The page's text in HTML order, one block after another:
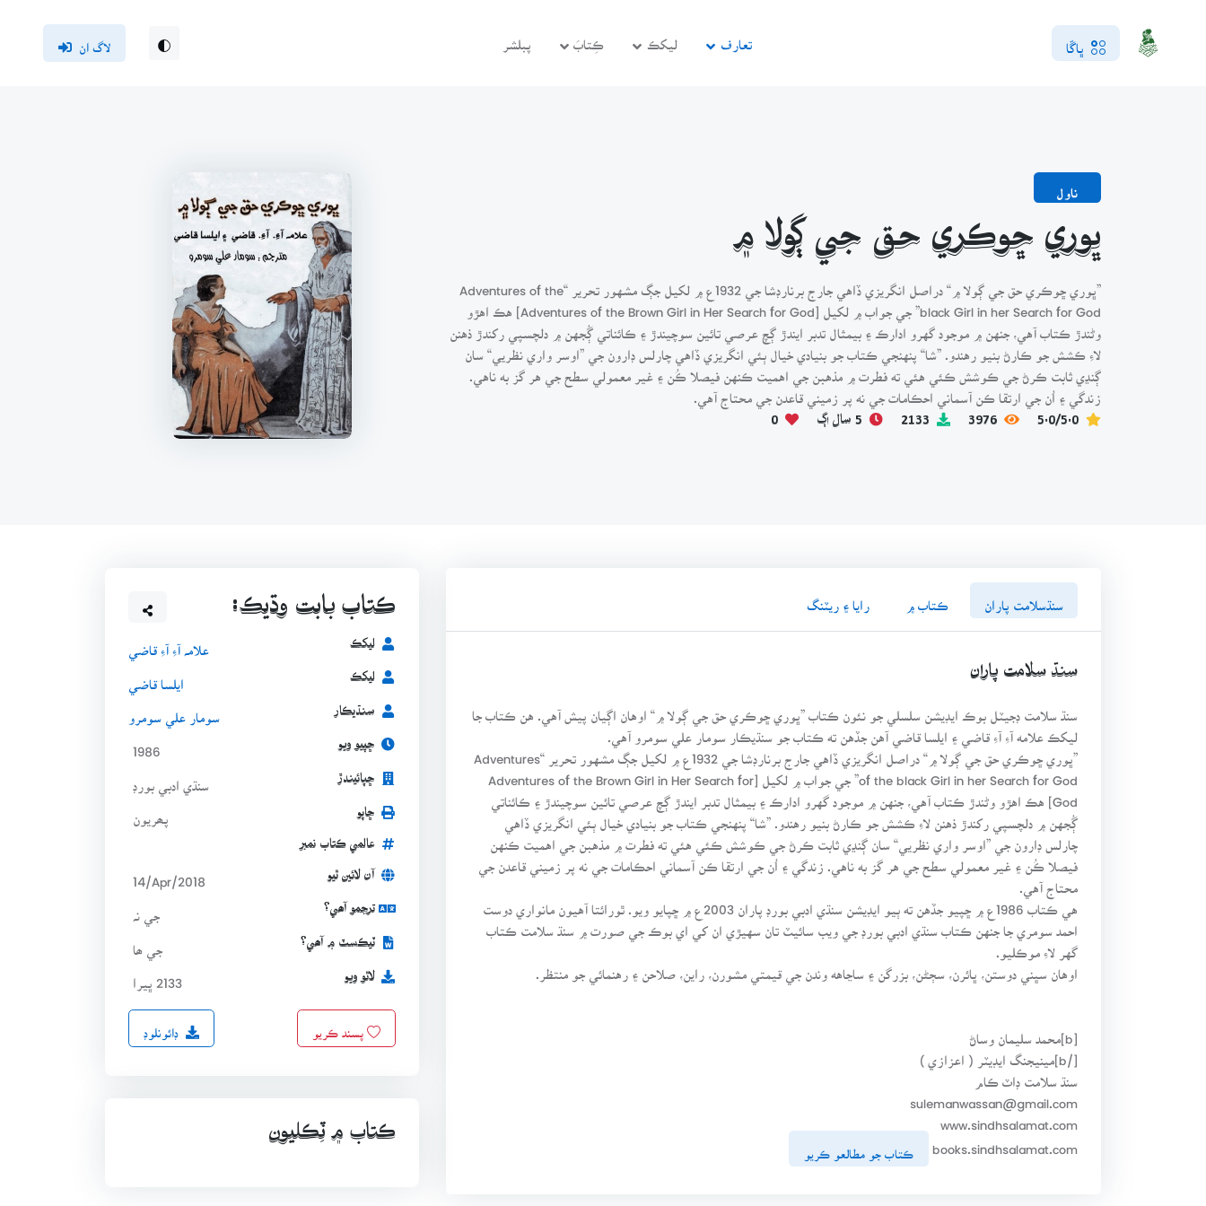
ڀاڱا تعارف ليکڪ ڪِتابَ پبلشر لاگ ان
ناول
ڀوري ڇوڪري حق جي ڳولا ۾
”ڀوري ڇوڪري حق جي ڳولا ۾“ دراصل انگريزي ڏاهي جارج برنارڊشا جي 1932ع ۾ لکيل جڳ مشهور تحرير “Adventures of the
black Girl in her Search for God” جي جواب ۾ لکيل [Adventures of the Brown Girl in Her Search for God] هڪ اهڙو
وڻندڙ ڪتاب آهي، جنهن ۾ موجود گهرو ادارڪ ۽ بيمثال تدبر ايندڙ ڳچ عرصي تائين سوچيندڙ ۽ ڪائناتي ڳُجهن ۾ دلچسپي رکندڙ ذهنن
لاءِ ڪشش جو ڪارڻ بنيو رهندو. ”شا“ پنهنجي ڪتاب جو بنيادي خيال ٻئي انگريزي ڏاهي چارلس ڊارون جي ”اوسر واري نظريي“ سان
ڳنڍي ثابت ڪرڻ جي ڪوشش ڪئي هئي ته فطرت ۾ مذهبن جي اهميت ڪنهن فيصلا ڪُن ۽ غير معمولي سطح جي هر گز به ناهي.
زندگي ۽ اُن جي ارتقا ڪن آسماني احڪامات جي نه پر زميني قاعدن جي محتاج آهي.
5.0/5.0
3976
2133 5 سال اڳ 0
سنڌسلامت پاران ڪتاب ۾ رايا ۽ ريٽنگ
سنڌ سلامت پاران
سنڌ سلامت ڊجيٽل بوڪ ايڊيشن سلسلي جو نئون ڪتاب ”ڀوري ڇوڪري حق جي ڳولا ۾“ اوهان اڳيان پيش آهي. هن ڪتاب جا
ليکڪ علامه آءِ آءِ قاضي ۽ ايلسا قاضي آهن جڏهن ته ڪتاب جو سنڌيڪار سومار علي سومرو آهي.
”ڀوري ڇوڪري حق جي ڳولا ۾“ دراصل انگريزي ڏاهي جارج برنارڊشا جي 1932ع ۾ لکيل جڳ مشهور تحرير “Adventures
of the black Girl in her Search for God” جي جواب ۾ لکيل [Adventures of the Brown Girl in Her Search for
God] هڪ اهڙو وڻندڙ ڪتاب آهي، جنهن ۾ موجود گهرو ادارڪ ۽ بيمثال تدبر ايندڙ ڳچ عرصي تائين سوچيندڙ ۽ ڪائناتي
ڳُجهن ۾ دلچسپي رکندڙ ذهنن لاءِ ڪشش جو ڪارڻ بنيو رهندو. ”شا“ پنهنجي ڪتاب جو بنيادي خيال ٻئي انگريزي ڏاهي
چارلس ڊارون جي ”اوسر واري نظريي“ سان ڳنڍي ثابت ڪرڻ جي ڪوشش ڪئي هئي ته فطرت ۾ مذهبن جي اهميت ڪنهن
فيصلا ڪُن ۽ غير معمولي سطح جي هر گز به ناهي. زندگي ۽ اُن جي ارتقا ڪن آسماني احڪامات جي نه پر زميني قاعدن جي
محتاج آهي.
هي ڪتاب 1986ع ۾ ڇپيو جڏهن ته ٻيو ايڊيشن سنڌي ادبي بورڊ پاران 2003ع ۾ ڇپايو ويو. ٿورائتا آهيون مانواري دوست
احمد سومري جا جنهن ڪتاب سنڌي ادبي بورڊ جي ويب سائيٽ تان سهيڙي ان کي اي بوڪ جي صورت ۾ سنڌ سلامت ڪتاب
گهر لاءِ موڪليو.
اوهان سڀني دوستن، ڀائرن، سڄڻن، بزرگن ۽ ساڃاهه وندن جي قيمتي مشورن، راين، صلاحن ۽ رهنمائي جو منتظر.
[b]محمد سليمان وساڻ
[/b]مينيجنگ ايڊيٽر ( اعزازي )
سنڌ سلامت ڊاٽ ڪام
sulemanwassan@gmail.com
books.sindhsalamat.com
ڪتاب جو مطالعو ڪريو
ڪتاب بابت وڌيڪ:
ليکڪ علامہ آءِ آءِ قاضي
ليکڪ ايلسا قاضي
سنڌيڪار سومار علي سومرو
ڇپيو ويو 1986
ڇپائيندڙ سنڌي ادبي بورڊ
ڇاپو
عالمي ڪتاب نمبر
آن لائين ٿيو 14/Apr/2018
ترجمو آھي؟
ٽيڪسٽ ۾ آھي؟ جي ھا
لاٿو ويو 2133 ڀيرا
پسند ڪريو ڊائونلوڊ
ڪتاب ۾ ٽِڪليون